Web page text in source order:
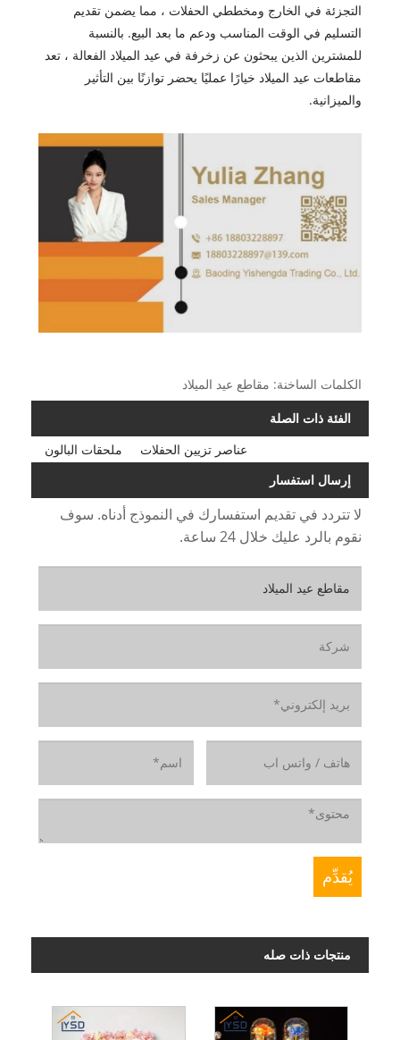
التجزئة في الخارج ومخططي الحفلات ، مما يضمن تقديم
التسليم في الوقت المناسب ودعم ما بعد البيع. بالنسبة
للمشترين الذين يبحثون عن زخرفة في عيد الميلاد الفعالة ، تعد
مقاطعات عيد الميلاد خيارًا عمليًا يحضر توازنًا بين التأثير
والميزانية.
الكلمات الساخنة: مقاطع عيد الميلاد
الفئة ذات الصلة
ملحقات البالون
عناصر تزيين الحفلات
إرسال استفسار
لا تتردد في تقديم استفسارك في النموذج أدناه. سوف
نقوم بالرد عليك خلال 24 ساعة.
منتجات ذات صله